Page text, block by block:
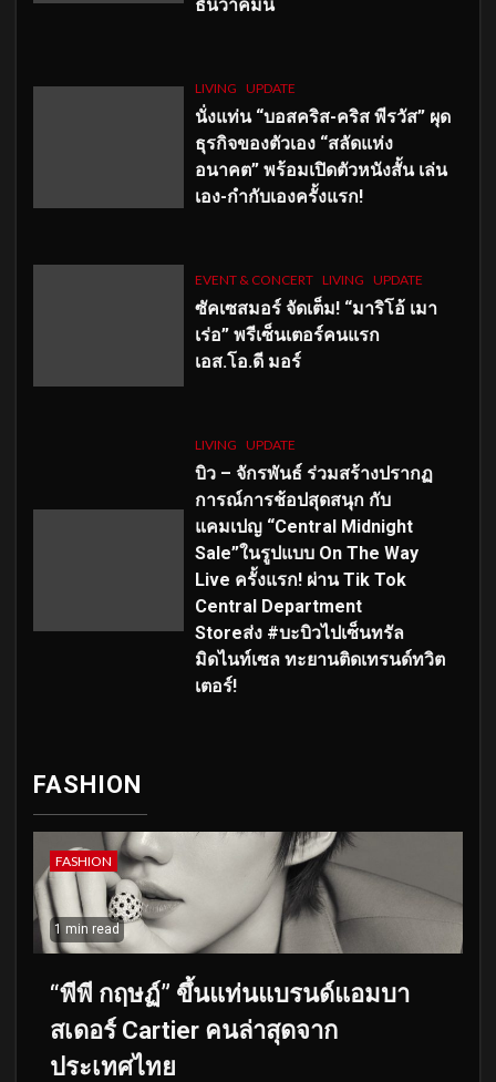
ธันวาคมนี้
LIVING UPDATE
นั่งแท่น “บอสคริส-คริส พีรวัส” ผุด
ธุรกิจของตัวเอง “สลัดแห่ง
อนาคต” พร้อมเปิดตัวหนังสั้น เล่น
เอง-กำกับเองครั้งแรก!
EVENT & CONCERT LIVING UPDATE
ซัคเซสมอร์ จัดเต็ม! “มาริโอ้ เมา
เร่อ” พรีเซ็นเตอร์คนแรก
เอส.โอ.ดี มอร์
LIVING UPDATE
บิว – จักรพันธ์ ร่วมสร้างปรากฏ
การณ์การช้อปสุดสนุก กับ
แคมเปญ “Central Midnight
Sale”ในรูปแบบ On The Way
Live ครั้งแรก! ผ่าน Tik Tok
Central Department
Storeส่ง #บะบิวไปเซ็นทรัล
มิดไนท์เซล ทะยานติดเทรนด์ทวิต
เตอร์!
FASHION
FASHION
1 min read
“พีพี กฤษฏ์” ขึ้นแท่นแบรนด์แอมบา
สเดอร์ Cartier คนล่าสุดจาก
ประเทศไทย